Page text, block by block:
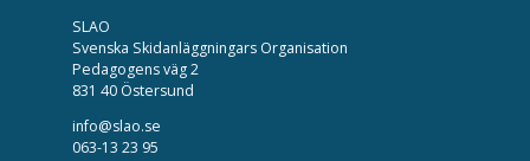
SLAO
Svenska Skidanläggningars Organisation
Pedagogens väg 2
831 40 Östersund
info@slao.se
063-13 23 95